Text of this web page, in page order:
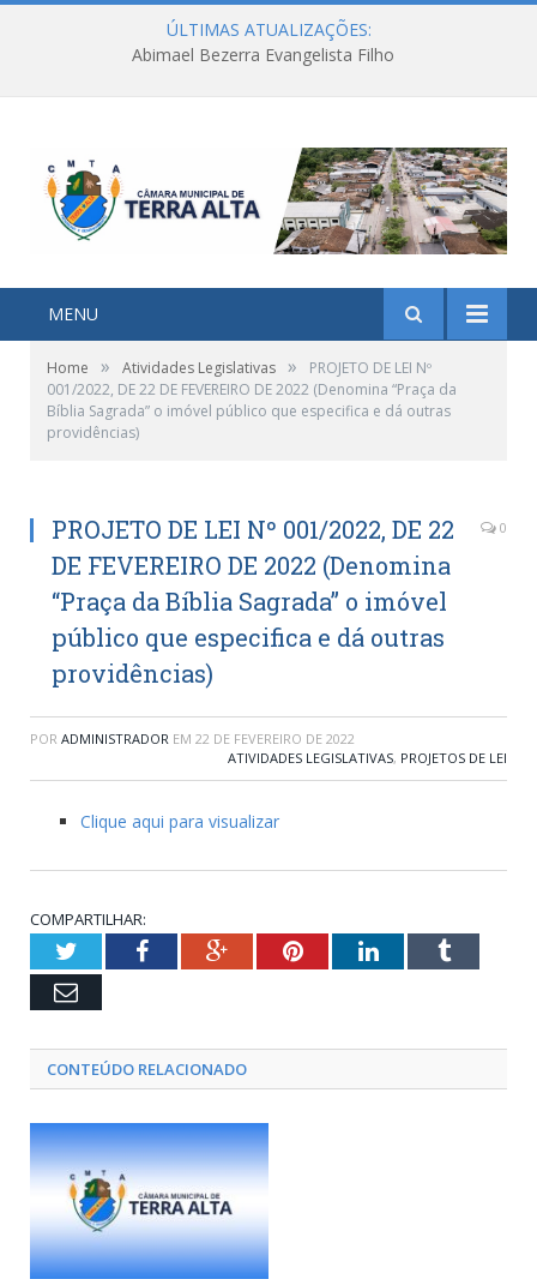
ÚLTIMAS ATUALIZAÇÕES:
Abimael Bezerra Evangelista Filho
MENU
Home » Atividades Legislativas »
PROJETO DE LEI Nº
001/2022, DE 22 DE FEVEREIRO DE 2022 (Denomina “Praça da
Bíblia Sagrada” o imóvel público que especifica e dá outras
providências)
PROJETO DE LEI Nº 001/2022, DE 22
DE FEVEREIRO DE 2022 (Denomina
“Praça da Bíblia Sagrada” o imóvel
público que especifica e dá outras
providências)
0
POR ADMINISTRADOR EM 22 DE FEVEREIRO DE 2022
ATIVIDADES LEGISLATIVAS, PROJETOS DE LEI
Clique aqui para visualizar
COMPARTILHAR:
TwitterFacebookGoogle+PinterestLinkedInTumblr
Email
CONTEÚDO RELACIONADO